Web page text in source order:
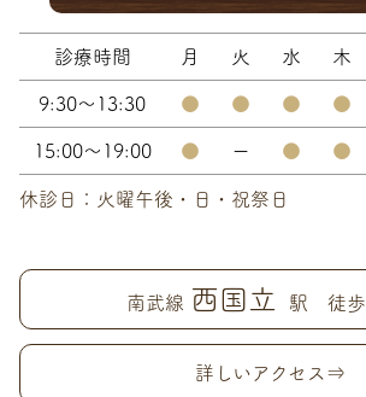
診療時間 月 火 水 木
9:30～13:30 ● ● ● ●
15:00～19:00 ● ー ● ●
休診日：火曜午後・日・祝祭日
南武線 西国立 駅 徒歩
詳しいアクセス⇒